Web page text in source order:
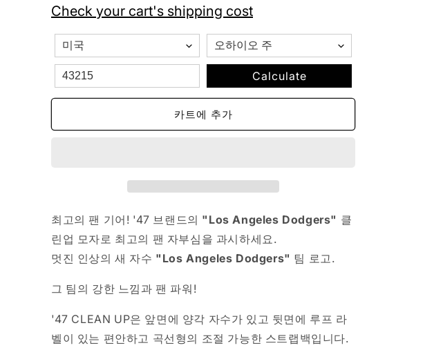
스
앤
젤
레
스
다
스
절
식
자
차
수
량
스
앤
레
스
다
스
업
절
식
자
차
수
량
Check your cart's shipping cost
Calculate
카트에 추가
최고의 팬 기어! '47 브랜드의 "Los Angeles Dodgers" 클
린업 모자로 최고의 팬 자부심을 과시하세요.
멋진 인상의 새 자수 "Los Angeles Dodgers" 팀 로고.
그 팀의 강한 느낌과 팬 파워!
'47 CLEAN UP은 앞면에 양각 자수가 있고 뒷면에 ​​루프 라
벨이 있는 편안하고 곡선형의 조절 가능한 스트랩백입니다.